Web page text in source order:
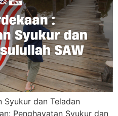
Syukur dan Teladan
Penghayatan Syukur dan